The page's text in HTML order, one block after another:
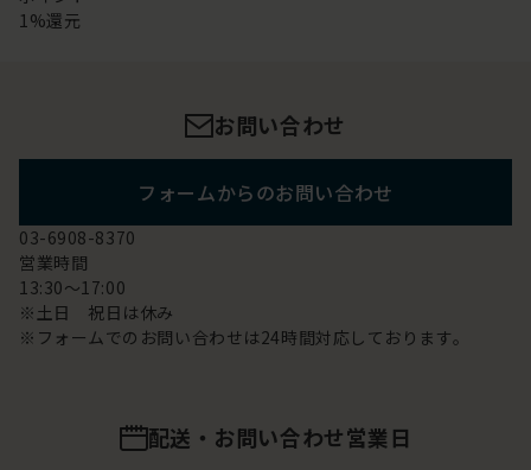
1%還元
お問い合わせ
フォームからのお問い合わせ
03-6908-8370
営業時間
13:30～17:00
※土日 祝日は休み
※フォームでのお問い合わせは24時間対応しております。
配送・お問い合わせ営業日